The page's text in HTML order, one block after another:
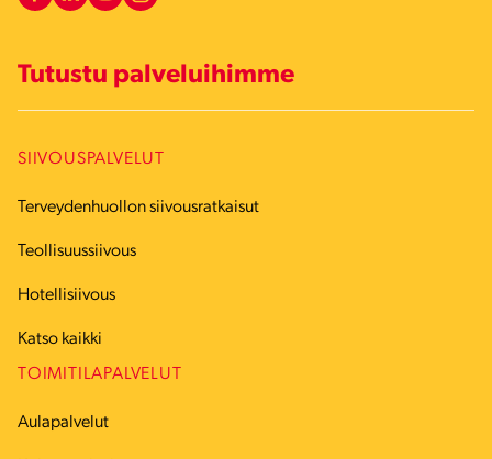
Tutustu palveluihimme
SIIVOUSPALVELUT
Terveydenhuollon siivousratkaisut
Teollisuussiivous
Hotellisiivous
Katso kaikki
TOIMITILAPALVELUT
Aulapalvelut